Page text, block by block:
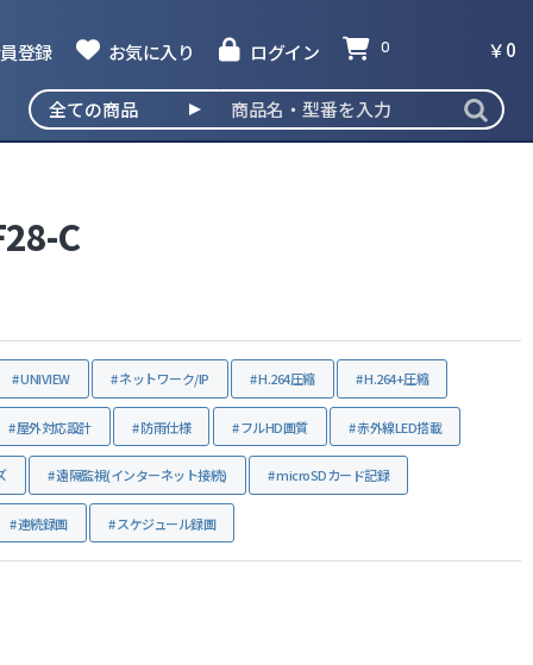
登録 お気に入り ログイン 0 ￥0
C
UNIVIEW ネットワーク/IP H.264圧縮 H.264+圧縮
屋外対応設計 防雨仕様 フルHD画質 赤外線LED搭載
遠隔監視(インターネット接続) microSDカード記録
連続録画 スケジュール録画